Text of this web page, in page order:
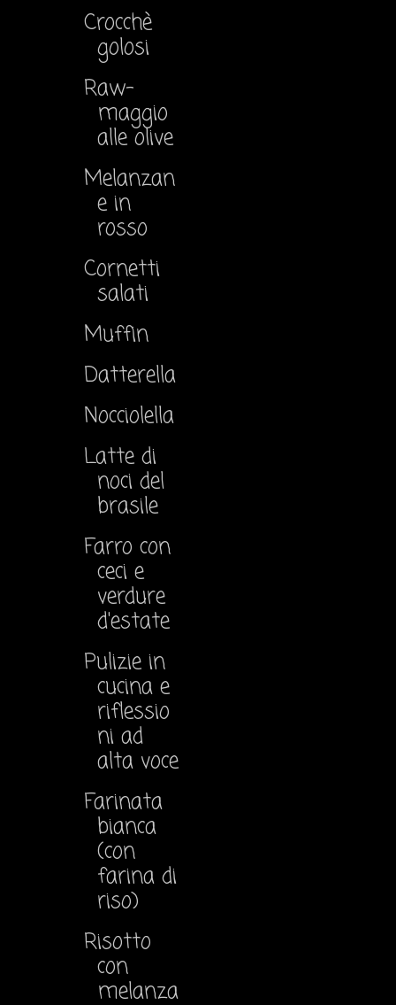
Crocchè
golosi
Raw-
maggio
alle olive
Melanzan
e in
rosso
Cornetti
salati
Muffin
Datterella
Nocciolella
Latte di
noci del
brasile
Farro con
ceci e
verdure
d'estate
Pulizie in
cucina e
riflessio
ni ad
alta voce
Farinata
bianca
(con
farina di
riso)
Risotto
con
melanza